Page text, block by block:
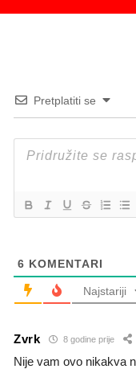
Pretplatiti se
6 KOMENTARI
Najstariji
Zvrk 8 godine prije
Nije vam ovo nikakva